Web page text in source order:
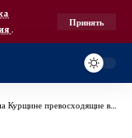
.
Принять
в десятки раз силы войск КНДР